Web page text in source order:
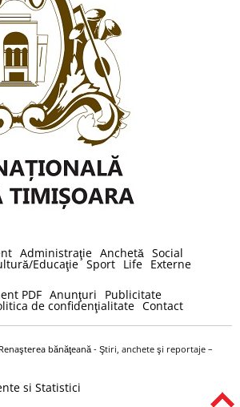
Administraţie Anchetă Social
Educaţie Sport Life Externe
PDF Anunţuri Publicitate
de confidenţialitate Contact
Renaşterea bănăţeană - Ştiri, anchete şi reportaje –